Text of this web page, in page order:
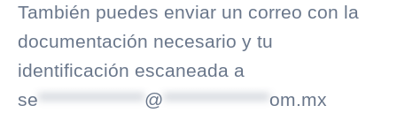
También puedes enviar un correo con la
documentación necesario y tu
identificación escaneada a
se *************** @ *************** om.mx